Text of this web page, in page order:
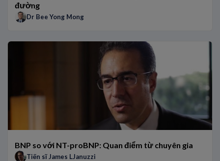
đường
Dr Bee Yong Mong
BNP so với NT-proBNP: Quan điểm từ chuyên gia
Tiến sĩ James LJanuzzi